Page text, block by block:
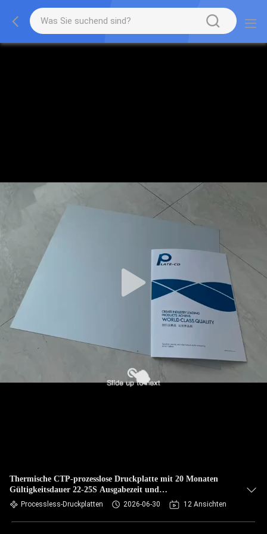
Thermische CTP-prozesslose Druckplatte mit 20 Monaten
Gültigkeitsdauer 22-25S Ausgabezeit und
umweltfreundlichem Design
Processless-Druckplatten 2026-06-30 12 Ansichten